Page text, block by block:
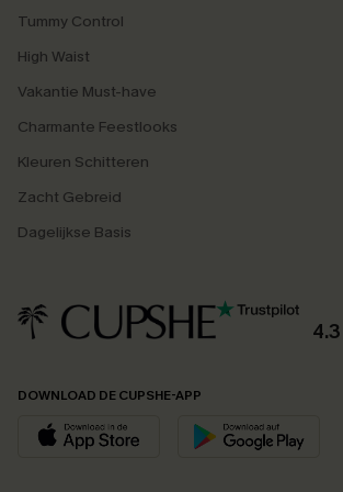
Tummy Control
High Waist
Vakantie Must-have
Charmante Feestlooks
Kleuren Schitteren
Zacht Gebreid
Dagelijkse Basis
4.3
DOWNLOAD DE CUPSHE-APP